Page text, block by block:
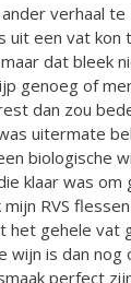
verhaal
uit een vat kon
dat bleek
genoeg of
dan zou
uitermate
biologische
klaar was
RVS
het gehele vat
wijn is dan nog
perfect